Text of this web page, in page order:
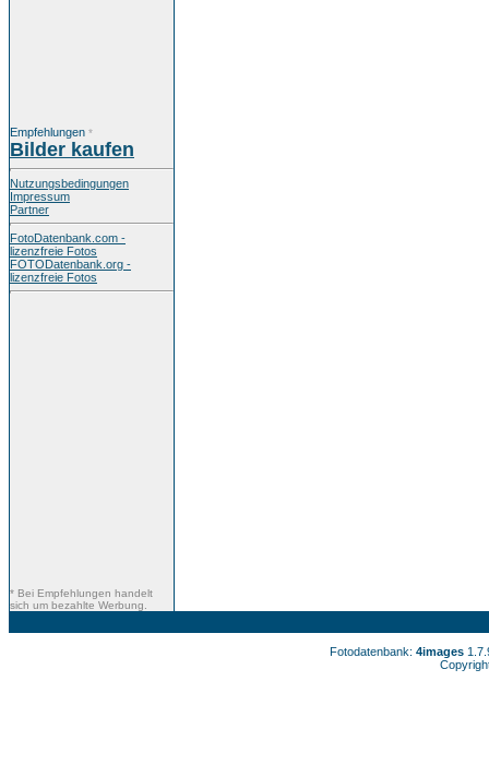
Empfehlungen *
Bilder kaufen
Nutzungsbedingungen
Impressum
Partner
FotoDatenbank.com -
lizenzfreie Fotos
FOTODatenbank.org -
lizenzfreie Fotos
* Bei Empfehlungen handelt
sich um bezahlte Werbung.
Fotodatenbank: 4images